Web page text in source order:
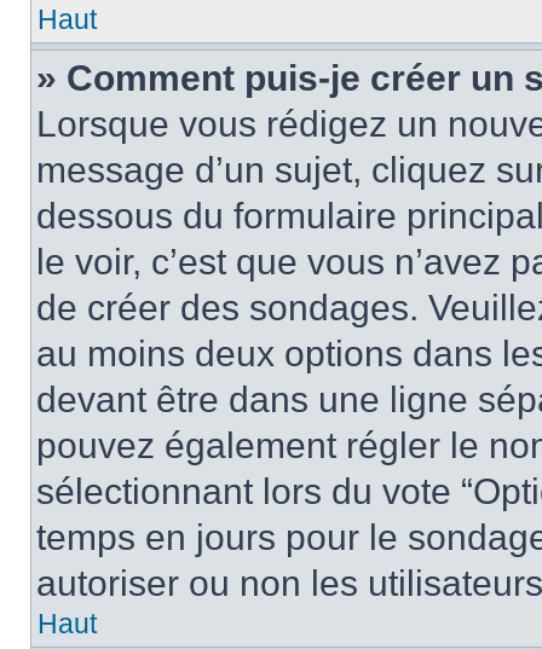
Haut
» Comment puis-je créer un
Lorsque vous rédigez un
message d’un sujet, cliquez
dessous du formulaire
le voir, c’est que vous n’avez
de créer des sondages.
au moins deux options dans
devant être dans une ligne
pouvez également régler le
sélectionnant lors du vote
temps en jours pour le
autoriser ou non les
Haut